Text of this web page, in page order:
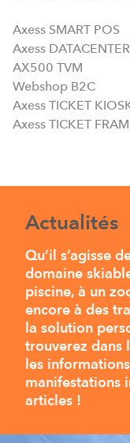
Axess SMART POS
Axess DATACENTER
AX500 TVM
Webshop B2C
Axess TICKET
Axess TICKET
Actualités
Qu’il s’agisse
domaine
piscine, à un
encore à des
la solution
trouverez dans
les
manifestations
articles !